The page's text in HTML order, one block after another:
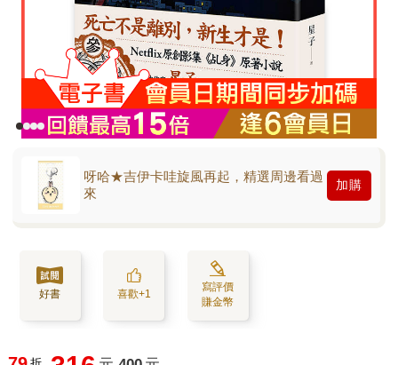
呀哈★吉伊卡哇旋風再起，精選周邊看過
來
加購
好書 喜歡+1
寫評價
賺金幣